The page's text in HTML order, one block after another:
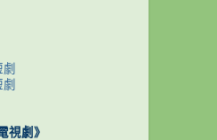
視劇》